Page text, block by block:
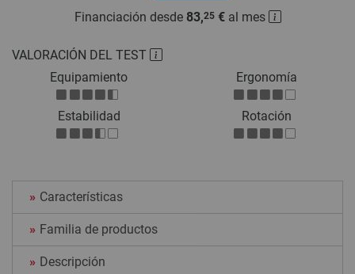
VALORACIÓN DEL TEST
Equipamiento
Ergonomía
Estabilidad Rotación
Financiación desde 83,25€al mes
Características
Familia de productos
Descripción